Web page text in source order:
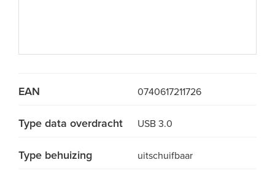
EAN 0740617211726
Type data overdracht USB 3.0
Type behuizing uitschuifbaar